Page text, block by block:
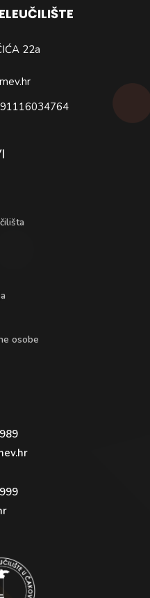
22a
osobe